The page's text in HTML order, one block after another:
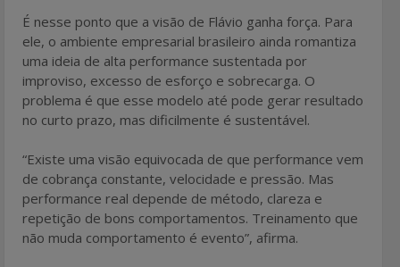
É nesse ponto que a visão de Flávio ganha força. Para
ele, o ambiente empresarial brasileiro ainda romantiza
uma ideia de alta performance sustentada por
improviso, excesso de esforço e sobrecarga. O
problema é que esse modelo até pode gerar resultado
no curto prazo, mas dificilmente é sustentável.
“Existe uma visão equivocada de que performance vem
de cobrança constante, velocidade e pressão. Mas
performance real depende de método, clareza e
repetição de bons comportamentos. Treinamento que
não muda comportamento é evento”, afirma.